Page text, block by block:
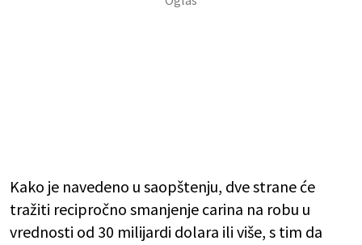
Kako je navedeno u saopštenju, dve strane će
tražiti recipročno smanjenje carina na robu u
vrednosti od 30 milijardi dolara ili više, s tim da